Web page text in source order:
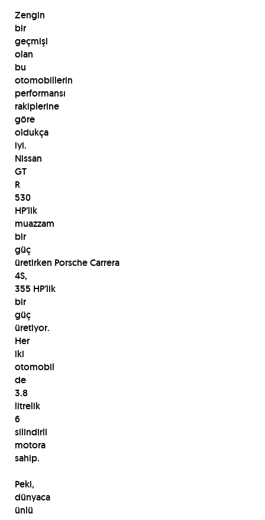
Zengin
bir
geçmişi
olan
bu
otomobillerin
performansı
rakiplerine
göre
oldukça
iyi.
Nissan
GT
R
530
HP’lik
muazzam
bir
güç
üretirken Porsche Carrera
4S,
355 HP’lik
bir
güç
üretiyor.
Her
iki
otomobil
de
3.8
litrelik
6
silindirli
motora
sahip.
Peki,
dünyaca
ünlü